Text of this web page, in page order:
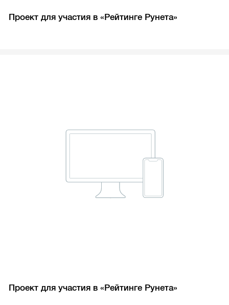
Проект для участия в «Рейтинге Рунета»
Проект для участия в «Рейтинге Рунета»